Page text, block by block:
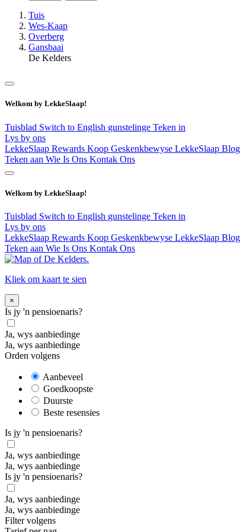
Tuis
Wes-Kaap
Overberg
Gansbaai
De Kelders
Welkom by LekkeSlaap!
Tuisblad Switch to English gunstelinge Teken in
Lys by ons
LekkeSlaap Rewards Koop Geskenkbewyse LekkeSlaap Blog
Teken aan Wie Is Ons Kontak Ons
Welkom by LekkeSlaap!
Tuisblad Switch to English gunstelinge Teken in
Lys by ons
LekkeSlaap Rewards Koop Geskenkbewyse LekkeSlaap Blog
Teken aan Wie Is Ons Kontak Ons
Kliek om kaart te sien
×
Is jy 'n pensioenaris?
Ja, wys aanbiedinge
Ja, wys aanbiedinge
Orden volgens
Aanbeveel
Goedkoopste
Duurste
Beste resensies
Is jy 'n pensioenaris?
Ja, wys aanbiedinge
Ja, wys aanbiedinge
Is jy 'n pensioenaris?
Ja, wys aanbiedinge
Ja, wys aanbiedinge
Filter volgens